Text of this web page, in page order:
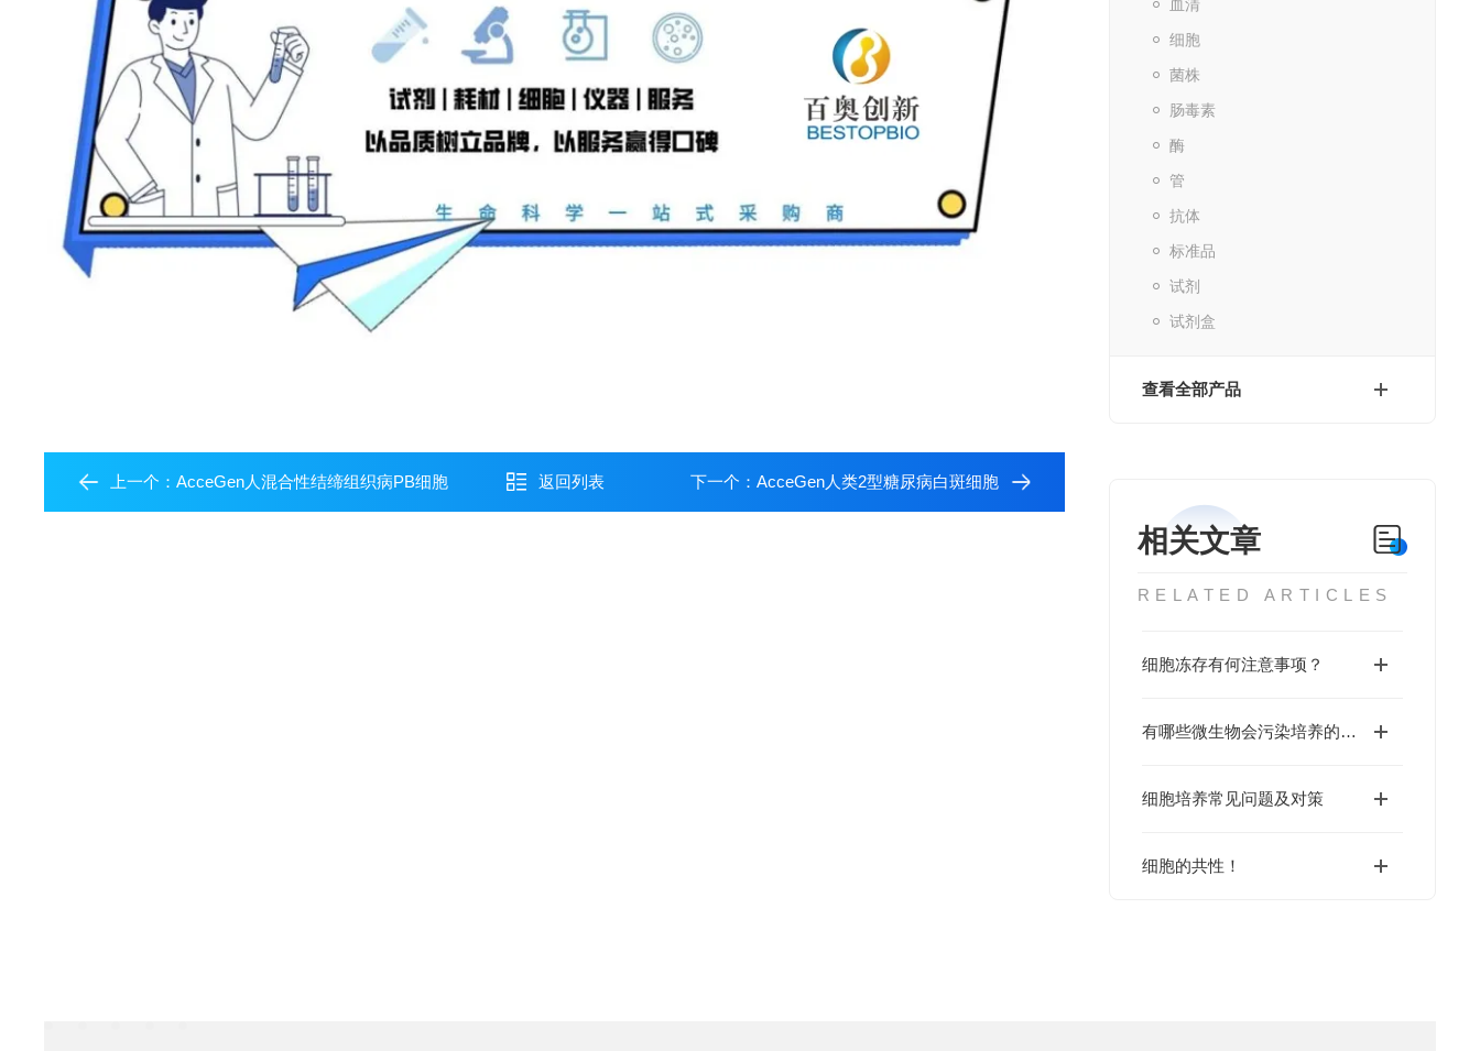
血清
细胞
菌株
肠毒素
酶
管
抗体
标准品
试剂
试剂盒
查看全部产品
相关文章
RELATED ARTICLES
细胞冻存有何注意事项？
有哪些微生物会污染培养的细胞？
细胞培养常见问题及对策
细胞的共性！
上一个：AcceGen人混合性结缔组织病PB细胞 返回列表 下一个： AcceGen人类2型糖尿病白斑细胞